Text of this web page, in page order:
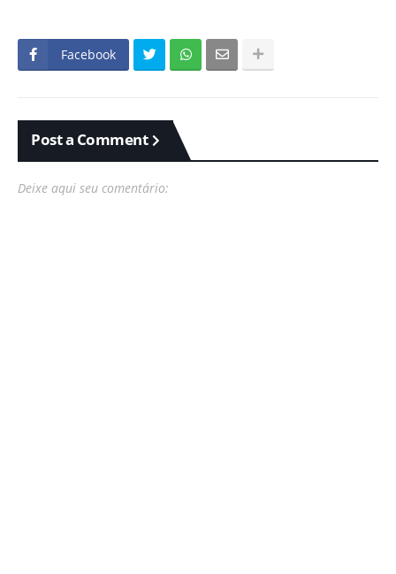
Facebook
Post a Comment
Deixe aqui seu comentário: